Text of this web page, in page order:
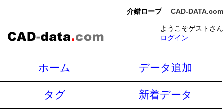
介錯ロープ CAD-DATA.com
ようこそゲストさん
ログイン
ホーム データ追加
タグ 新着データ